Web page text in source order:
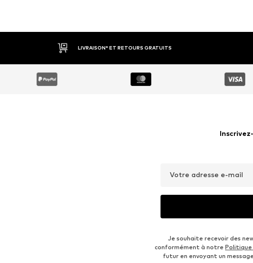
LIVRAISON* ET RETOURS GRATUITS
Votre adresse e-mail
Je souhaite recevoir des
conformément à notre
futur en envoyant un